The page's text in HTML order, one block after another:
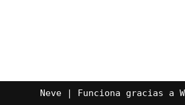
Neve| Funciona gracias a